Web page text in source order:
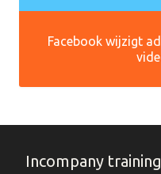
Facebook wijzigt
Incompany